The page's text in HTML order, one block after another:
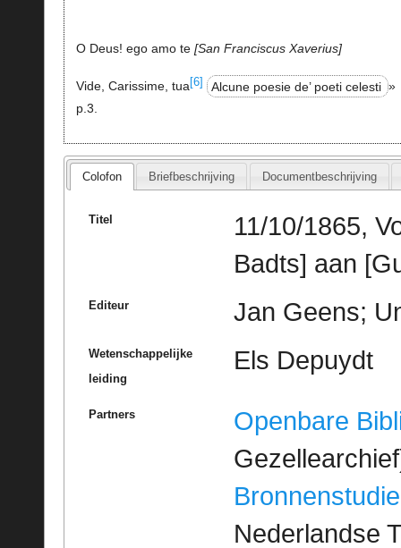
O Deus! ego amo te San Franciscus Xaverius
Vide, Carissime, tua [6] Alcune poesie de’ poeti celesti »
p.3.
Colofon Briefbeschrijving Documentbeschrijving
Titel
11/10/1865,
Badts] aan
Editeur Jan Geens;
Wetenschappelijke
leiding
Els Depuydt
Partners
Openbare
Bronnenstudie
Nederlandse